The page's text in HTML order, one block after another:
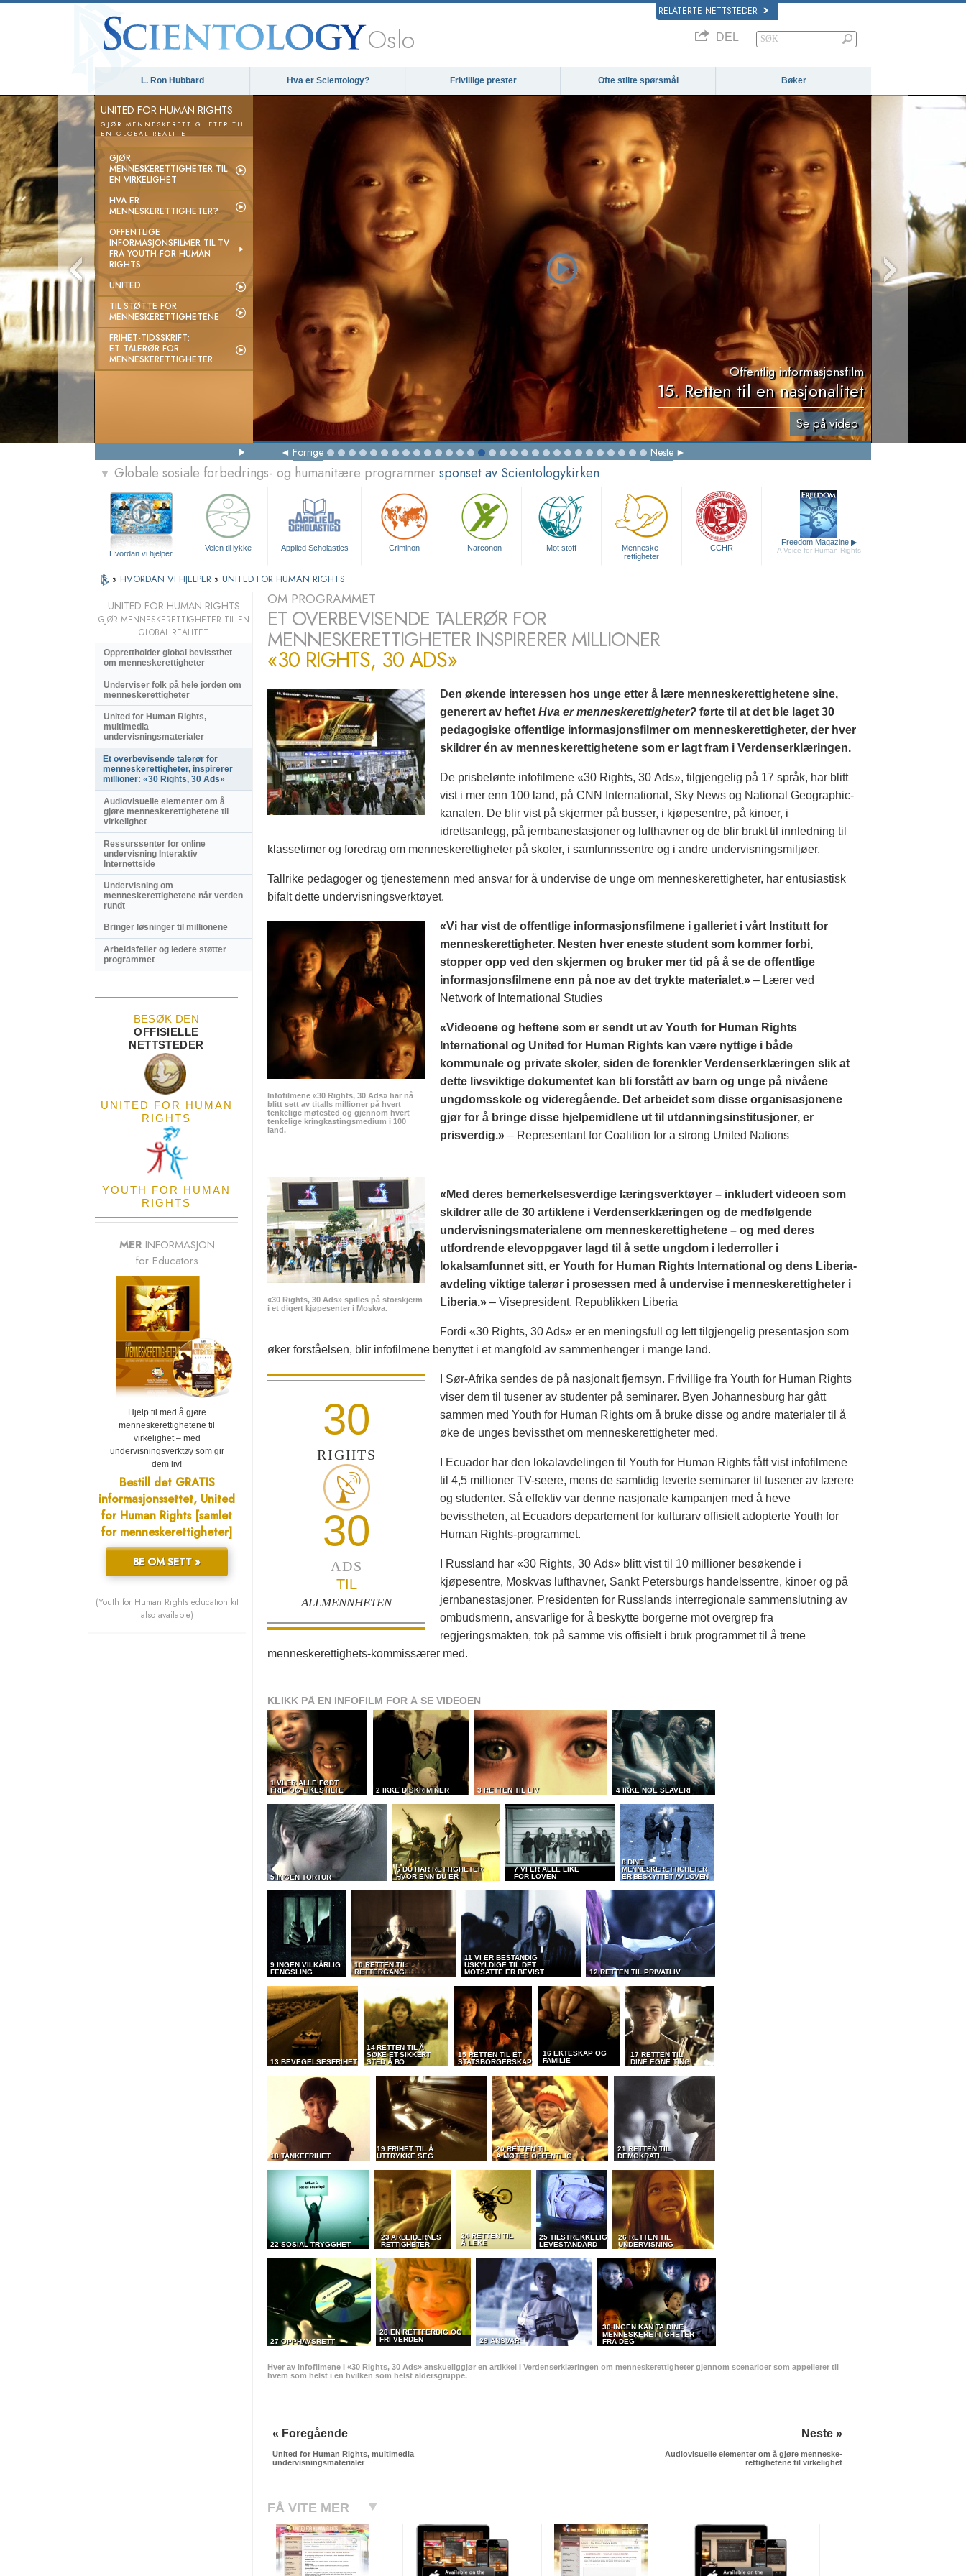
RELATERTE NETTSTEDER
Oslo DEL
L. Ron Hubbard Hva er Scientology? Frivillige prester Ofte stilte spørsmål Bøker
UNITED FOR HUMAN RIGHTS
GJØR MENNESKERETTIGHETER TIL
EN GLOBAL REALITET
GJØR
MENNESKERETTIGHETER TIL
EN VIRKELIGHET
HVA ER
MENNESKERETTIGHETER?
OFFENTLIGE
INFORMASJONSFILMER TIL TV
FRA YOUTH FOR HUMAN
RIGHTS
UNITED
TIL STØTTE FOR
MENNESKERETTIGHETENE
FRIHET-TIDSSKRIFT:
ET TALERØR FOR
MENNESKERETTIGHETER
Offentlig informasjonsfilm
15. Retten til en nasjonalitet
Se på video
Forrige Neste
▼ Globale sosiale forbedrings- og humanitære programmer sponset av Scientologykirken
Hvordan vi hjelper
Veien til lykke Applied Scholastics Criminon Narconon Mot stoff Menneske-
rettigheter
CCHR
Freedom Magazine ▶
A Voice for Human Rights
» HVORDAN VI HJELPER » UNITED FOR HUMAN RIGHTS
OM PROGRAMMET
ET OVERBEVISENDE TALERØR FOR
MENNESKERETTIGHETER INSPIRERER MILLIONER
«30 RIGHTS, 30 ADS»
Den økende interessen hos unge etter å lære menneskerettighetene sine,
generert av heftet Hva er menneskerettigheter? førte til at det ble laget 30
pedagogiske offentlige informasjonsfilmer om menneskerettigheter, der hver
skildrer én av menneskerettighetene som er lagt fram i Verdenserklæringen.
De prisbelønte infofilmene «30 Rights, 30 Ads», tilgjengelig på 17 språk, har blitt
vist i mer enn 100 land, på CNN International, Sky News og National Geographic-
kanalen. De blir vist på skjermer på busser, i kjøpesentre, på kinoer, i
idrettsanlegg, på jernbanestasjoner og lufthavner og de blir brukt til innledning til
klassetimer og foredrag om menneskerettigheter på skoler, i samfunnssentre og i andre undervisningsmiljøer.
Tallrike pedagoger og tjenestemenn med ansvar for å undervise de unge om menneskerettigheter, har entusiastisk
bifalt dette undervisningsverktøyet.
Infofilmene «30 Rights, 30 Ads» har nå
blitt sett av titalls millioner på hvert
tenkelige møtested og gjennom hvert
tenkelige kringkastingsmedium i 100
land.
«Vi har vist de offentlige informasjonsfilmene i galleriet i vårt Institutt for
menneskerettigheter. Nesten hver eneste student som kommer forbi,
stopper opp ved den skjermen og bruker mer tid på å se de offentlige
informasjonsfilmene enn på noe av det trykte materialet.» – Lærer ved
Network of International Studies
«Videoene og heftene som er sendt ut av Youth for Human Rights
International og United for Human Rights kan være nyttige i både
kommunale og private skoler, siden de forenkler Verdenserklæringen slik at
dette livsviktige dokumentet kan bli forstått av barn og unge på nivåene
ungdomsskole og videregående. Det arbeidet som disse organisasjonene
gjør for å bringe disse hjelpemidlene ut til utdanningsinstitusjoner, er
prisverdig.» – Representant for Coalition for a strong United Nations
«30 Rights, 30 Ads» spilles på storskjerm
i et digert kjøpesenter i Moskva.
«Med deres bemerkelses­verdige læringsverktøyer – inkludert videoen som
skildrer alle de 30 artiklene i Verdenserklæringen og de medfølgende
undervisningsmaterialene om menneskerettighetene – og med deres
utfordrende elevoppgaver lagd til å sette ungdom i lederroller i
lokalsamfunnet sitt, er Youth for Human Rights International og dens Liberia-
avdeling viktige talerør i prosessen med å undervise i menneskerettigheter i
Liberia.» – Visepresident, Republikken Liberia
Fordi «30 Rights, 30 Ads» er en meningsfull og lett tilgjengelig presentasjon som
øker forståelsen, blir infofilmene benyttet i et mangfold av sammenhenger i mange land.
30
RIGHTS
30
ADS
TIL
ALLMENNHETEN
I Sør-Afrika sendes de på nasjonalt fjernsyn. Frivillige fra Youth for Human Rights
viser dem til tusener av studenter på seminarer. Byen Johannesburg har gått
sammen med Youth for Human Rights om å bruke disse og andre materialer til å
øke de unges bevissthet om menneskerettigheter med.
I Ecuador har den lokalavdelingen til Youth for Human Rights fått vist infofilmene
til 4,5 millioner TV-seere, mens de samtidig leverte seminarer til tusener av lærere
og studenter. Så effektiv var denne nasjonale kampanjen med å heve
bevisstheten, at Ecuadors departement for kulturarv offisielt adopterte Youth for
Human Rights-programmet.
I Russland har «30 Rights, 30 Ads» blitt vist til 10 millioner besøkende i
kjøpesentre, Moskvas lufthavner, Sankt Petersburgs handelssentre, kinoer og på
jernbanestasjoner. Presidenten for Russlands interregionale sammenslutning av
ombudsmenn, ansvarlige for å beskytte borgerne mot overgrep fra
regjeringsmakten, tok på samme vis offisielt i bruk programmet til å trene
menneskerettighets-kommissærer med.
KLIKK PÅ EN INFOFILM FOR Å SE VIDEOEN
1 VI ER ALLE FØDT
FRIE OG LIKESTILTE
2 IKKE DISKRIMINER 3 RETTEN TIL LIV 4 IKKE NOE SLAVERI
5 INGEN TORTUR
6 DU HAR RETTIGHETER
HVOR ENN DU ER
7 VI ER ALLE LIKE
FOR LOVEN
8 DINE
MENNESKERETTIGHETER
ER BESKYTTET AV LOVEN
9 INGEN VILKÅRLIG
FENGSLING
10 RETTEN TIL
RETTERGANG
11 VI ER BESTANDIG
USKYLDIGE TIL DET
MOTSATTE ER BEVIST
12 RETTEN TIL PRIVATLIV
13 BEVEGELSESFRIHET
14 RETTEN TIL Å
SØKE ET SIKKERT
STED Å BO
15 RETTEN TIL ET
STATSBORGERSKAP
16 EKTESKAP OG
FAMILIE
17 RETTEN TIL
DINE EGNE TING
18 TANKEFRIHET
19 FRIHET TIL Å
UTTRYKKE SEG
20 RETTEN TIL
Å MØTES OFFENTLIG
21 RETTEN TIL
DEMOKRATI
22 SOSIAL TRYGGHET
23 ARBEIDERNES
RETTIGHETER
24 RETTEN TIL
Å LEKE
25 TILSTREKKELIG
LEVESTANDARD
26 RETTEN TIL
UNDERVISNING
27 OPPHAVSRETT
28 EN RETTFERDIG OG
FRI VERDEN
29 ANSVAR
30 INGEN KAN TA DINE
MENNESKERETTIGHETER
FRA DEG
Hver av infofilmene i «30 Rights, 30 Ads» anskueliggjør en artikkel i Verdenserklæringen om menneskerettigheter gjennom scenarioer som appellerer til
hvem som helst i en hvilken som helst aldersgruppe.
« Foregående
United for Human Rights, multimedia
undervisningsmaterialer
Neste »
Audiovisuelle elementer om å gjøre menneske­
rettighetene til virkelighet
FÅ VITE MER
UNITED FOR HUMAN RIGHTS
GJØR MENNESKERETTIGHETER TIL EN
GLOBAL REALITET
Opprettholder global bevissthet
om menneskerettigheter
Underviser folk på hele jorden om
menneskerettigheter
United for Human Rights,
multimedia
undervisningsmaterialer
Et overbevisende talerør for
menneske­rettigheter, inspirerer
millioner: «30 Rights, 30 Ads»
Audiovisuelle elementer om å
gjøre menneske­rettighetene til
virkelighet
Ressurssenter for online
undervisning Interaktiv
Internettside
Undervisning om
menneskerettighetene når verden
rundt
Bringer løsninger til millionene
Arbeidsfeller og ledere støtter
programmet
BESØK DEN
OFFISIELLE
NETTSTEDER
UNITED FOR HUMAN
RIGHTS
YOUTH FOR HUMAN
RIGHTS
MER INFORMASJON
for Educators
Hjelp til med å gjøre
menneskerettighetene til
virkelighet – med
undervisningsverktøy som gir
dem liv!
Bestill det GRATIS
informasjonssettet, United
for Human Rights [samlet
for menneskerettigheter]
BE OM SETT »
(Youth for Human Rights education kit
also available)